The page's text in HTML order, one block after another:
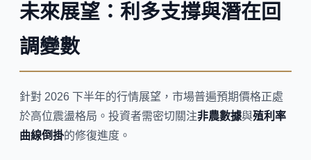
未來展望：利多支撐與潛在回
調變數
針對 2026 下半年的行情展望，市場普遍預期價格正處
於高位震盪格局。投資者需密切關注非農數據與殖利率
曲線倒掛的修復進度。